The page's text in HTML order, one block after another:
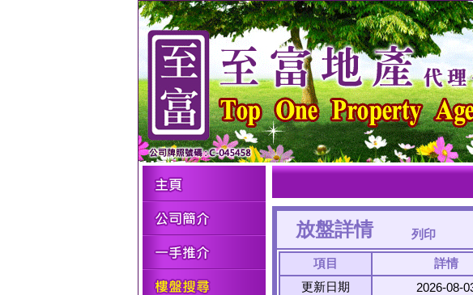
放盤詳情 列印
項目
詳情
更新日期
2026-08-